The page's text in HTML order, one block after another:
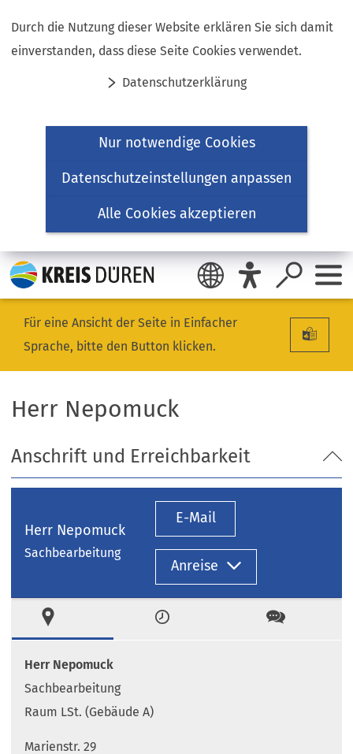
Durch die Nutzung dieser Website erklären Sie sich damit
einverstanden, dass diese Seite Cookies verwendet.
Datenschutzerklärung
Nur notwendige Cookies
Datenschutzeinstellungen anpassen
Alle Cookies akzeptieren
Inhalt anspringen
Für eine Ansicht der Seite in Einfacher
Sprache, bitte den Button klicken.
Herr Nepomuck
Anschrift und Erreichbarkeit
Herr Nepomuck
Sachbearbeitung
E-Mail
Anreise
Zeiten Kontakt
Herr Nepomuck
Sachbearbeitung
Raum LSt. (Gebäude A)
Marienstr. 29